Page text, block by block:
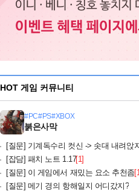
HOT 게임 커뮤니티
#PC#PS#XBOX
붉은사막
[질문] 기계독수리 컷신 -> 솟대 내려앉자마
[잡담] 패치 노트 1.17[1]
[질문] 이 게임에서 재밌는 요소 추천좀
[질문] 메기 경의 항해일지 어디갔지?